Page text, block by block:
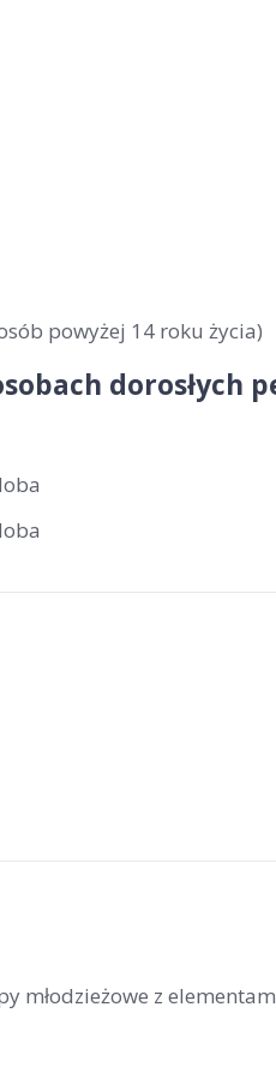
powyżej 14 roku życia)
dorosłych
młodzieżowe z